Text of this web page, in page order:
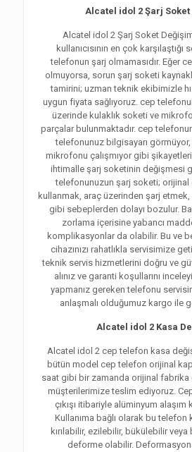
Alcatel idol 2 Şarj Soket
Alcatel idol 2 Şarj Soket
kullanıcısının en çok
telefonun şarj olmamasıdır. Eğer
olmuyorsa, sorun şarj soketi
tamirini; uzman teknik ekibimizle
uygun fiyata sağlıyoruz. cep
üzerinde kulaklık soketi ve
parçalar bulunmaktadır. cep
telefonunuz bilgisayarı
mikrofonu çalışmıyor gibi
ihtimalle şarj soketinin değişmesi
telefonunuzun şarj soketi; orijinal
kullanmak, araç üzerinden şarj etmek,
gibi sebeplerden dolayı bozulur.
zorlama içerisine yabancı
komplikasyonlar da olabilir. Bu ve
cihazınızı rahatlıkla servisimize
teknik servis hizmetlerini doğru ve
alınız ve garanti koşullarını
yapmanız gereken telefonu
anlaşmalı olduğumuz kargo ile
Alcatel idol 2 Kasa
Alcatel idol 2 cep telefon kasa
bütün model cep telefon orijinal
saat gibi bir zamanda orijinal fabrika
müşterilerimize teslim ediyoruz.
çıkışı itibariyle alüminyum
Kullanıma bağlı olarak bu telefon
kırılabilir, ezilebilir, bükülebilir
deforme olabilir.